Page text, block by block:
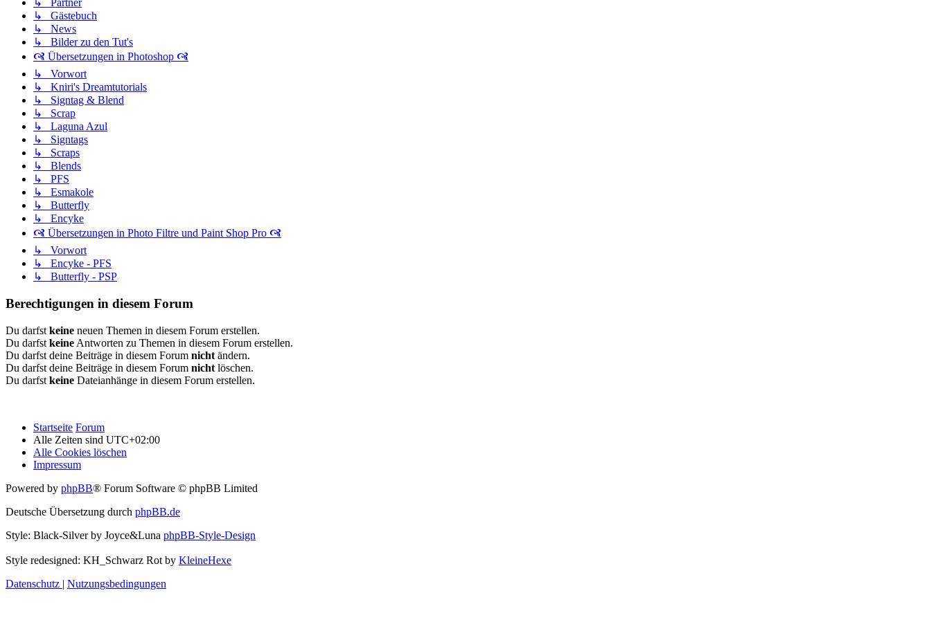
↳ Partner
↳ Gästebuch
↳ News
↳ Bilder zu den Tut's
🙧 Übersetzungen in Photoshop 🙧
↳ Vorwort
↳ Kniri's Dreamtutorials
↳ Signtag & Blend
↳ Scrap
↳ Laguna Azul
↳ Signtags
↳ Scraps
↳ Blends
↳ PFS
↳ Esmakole
↳ Butterfly
↳ Encyke
🙧 Übersetzungen in Photo Filtre und Paint Shop Pro 🙧
↳ Vorwort
↳ Encyke - PFS
↳ Butterfly - PSP
Berechtigungen in diesem Forum
Du darfst keine neuen Themen in diesem Forum erstellen.
Du darfst keine Antworten zu Themen in diesem Forum erstellen.
Du darfst deine Beiträge in diesem Forum nicht ändern.
Du darfst deine Beiträge in diesem Forum nicht löschen.
Du darfst keine Dateianhänge in diesem Forum erstellen.
Startseite Forum
Alle Zeiten sind UTC+02:00
Alle Cookies löschen
Impressum
Powered by phpBB® Forum Software © phpBB Limited
Deutsche Übersetzung durch phpBB.de
Style: Black-Silver by Joyce&Luna phpBB-Style-Design
Style redesigned: KH_Schwarz Rot by KleineHexe
Datenschutz | Nutzungsbedingungen